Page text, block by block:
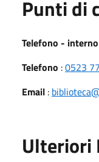
Punti di
Telefono -
Telefono :0523
Email :
Ulteriori